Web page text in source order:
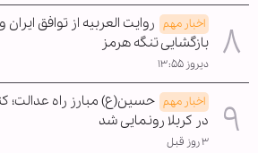
اخبار مهم روایت العربیه از توافق
بازگشایی تنگه هرمز
دیروز ۱۳:۵۵
اخبار مهم حسین(ع) مبارز راه
در کربلا رونمایی شد
۳ روز قبل